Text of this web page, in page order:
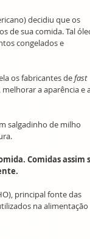
decidiu que os
de sua comida. Tal
congelados e
os fabricantes de fast
a aparência e
salgadinho de milho
Comidas assim
principal fonte das
na alimentação